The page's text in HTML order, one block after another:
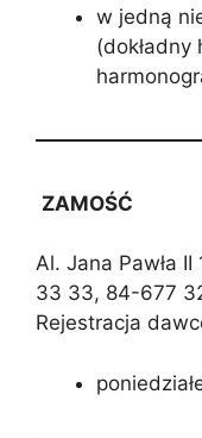
w jedną
(dokładny
ZAMOŚĆ
Al. Jana Pawła
33 33, 84-677
Rejestracja